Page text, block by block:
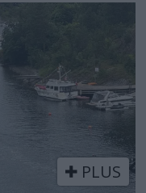
PLUS